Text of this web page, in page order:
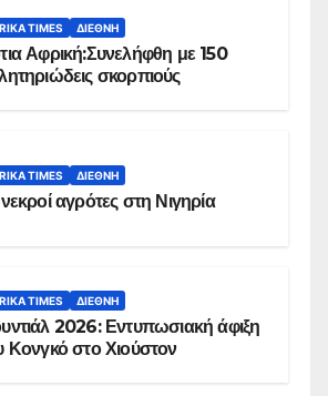
TIMES ΔΙΕΘΝΉ
Αφρική:Συνελήφθη με 150
σκορπιούς
TIMES ΔΙΕΘΝΉ
αγρότες στη Νιγηρία
TIMES ΔΙΕΘΝΉ
2026: Εντυπωσιακή άφιξη
Κονγκό στο Χιούστον